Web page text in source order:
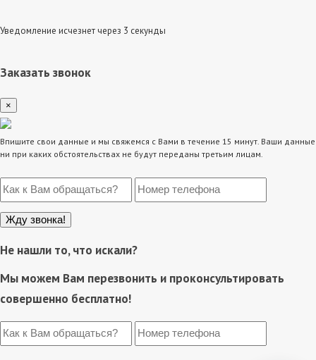
Уведомление исчезнет через 3 секунды
Заказать звонок
×
Впишите свои данные и мы свяжемся с Вами в течение 15 минут. Ваши данные
ни при каких обстоятельствах не будут переданы третьим лицам.
Не нашли то, что искали?
Мы можем Вам перезвонить и проконсультировать
совершенно бесплатно!